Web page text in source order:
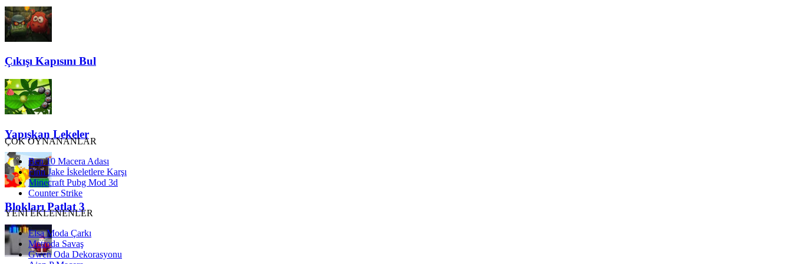
Çıkışı Kapısını Bul
Yapışkan Lekeler
Blokları Patlat 3
ÇOK OYNANANLAR
Ben 10 Macera Adası
Finn Jake İskeletlere Karşı
Minecraft Pubg Mod 3d
Counter Strike
YENİ EKLENENLER
Elsa Moda Çarkı
Metroda Savaş
Gwen Oda Dekorasyonu